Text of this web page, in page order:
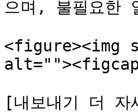
으며, 불필요한
<figure><img
[내보내기 더